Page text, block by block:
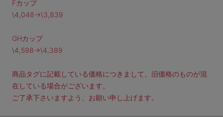
Fカップ
\4,048→\3,839
GHカップ
\4,598→\4,389
商品タグに記載している価格につきまして、旧価格のものが混
在している場合がございます。
ご了承下さいますよう、お願い申し上げます。